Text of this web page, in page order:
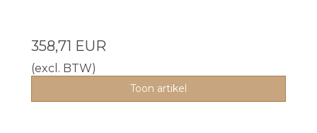
358,71 EUR
(excl. BTW)
Toon artikel